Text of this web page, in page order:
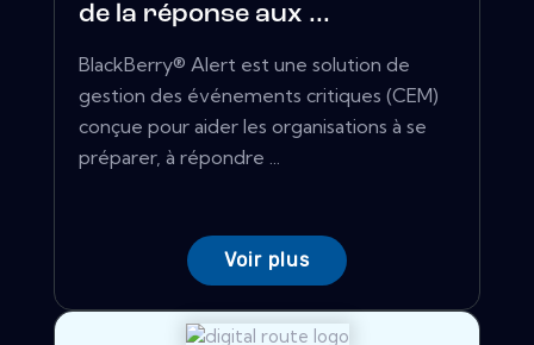
de la réponse aux ...
BlackBerry® Alert est une solution de
gestion des événements critiques (CEM)
conçue pour aider les organisations à se
préparer, à répondre ...
Voir plus